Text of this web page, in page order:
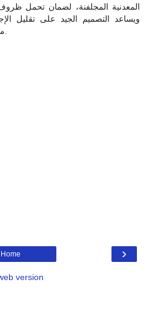
المعدنية المجلفنة، لضمان تحمل
ويساعد التصميم الجيد على تقليل
›
Home
version